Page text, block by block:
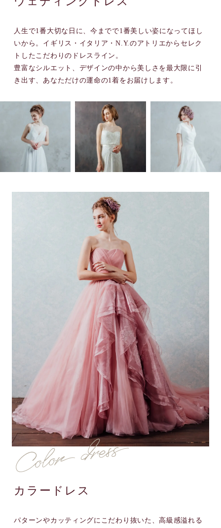
人生で1番大切な日に、今までで1番美しい姿になってほし
いから。イギリス・イタリア・N.Y.のアトリエからセレク
トしたこだわりのドレスライン。
豊富なシルエット、デザインの中から美しさを最⼤限に引
き出す、あなただけの運命の1着をお届けします。
カラードレス
パターンやカッティングにこだわり抜いた、高級感溢れる